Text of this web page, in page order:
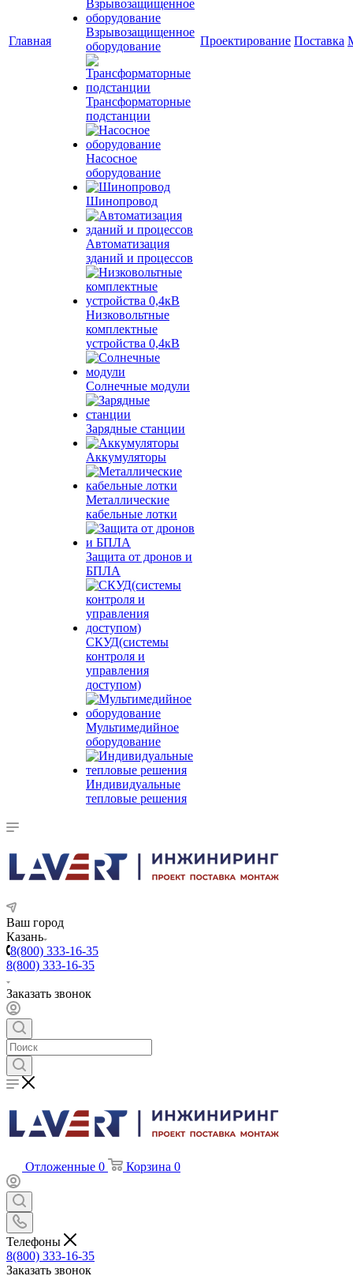
Главная
Взрывозащищенное
оборудование
Трансформаторные
подстанции
Насосное
оборудование
Шинопровод
Автоматизация
зданий и процессов
Низковольтные
комплектные
устройства 0,4кВ
Солнечные модули
Зарядные станции
Аккумуляторы
Металлические
кабельные лотки
Защита от дронов и
БПЛА
СКУД(системы
контроля и
управления
доступом)
Мультимедийное
оборудование
Индивидуальные
тепловые решения
Проектирование Поставка
Ваш город
Казань
8(800) 333-16-35
8(800) 333-16-35
Заказать звонок
Отложенные 0 Корзина 0
Телефоны
8(800) 333-16-35
Заказать звонок